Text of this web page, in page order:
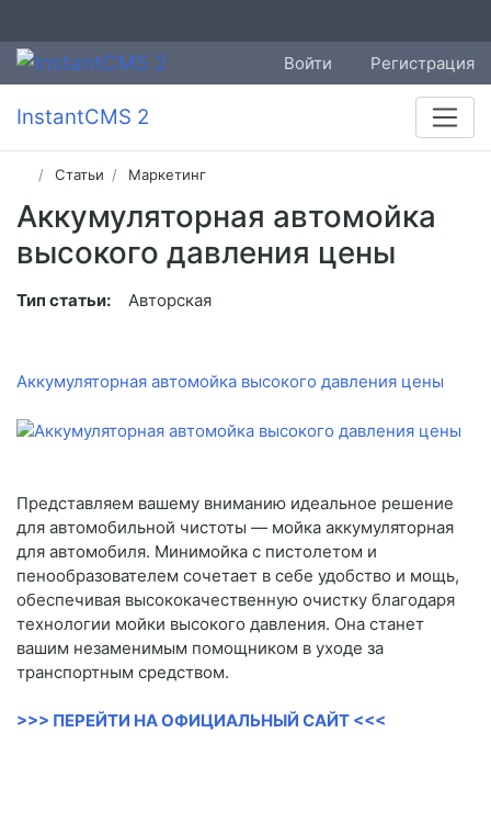
Войти Регистрация
InstantCMS 2
Статьи Маркетинг
Аккумуляторная автомойка
высокого давления цены
Тип статьи: Авторская
Аккумуляторная автомойка высокого давления цены
Представляем вашему вниманию идеальное решение
для автомобильной чистоты — мойка аккумуляторная
для автомобиля. Минимойка с пистолетом и
пенообразователем сочетает в себе удобство и мощь,
обеспечивая высококачественную очистку благодаря
технологии мойки высокого давления. Она станет
вашим незаменимым помощником в уходе за
транспортным средством.
>>> ПЕРЕЙТИ НА ОФИЦИАЛЬНЫЙ САЙТ <<<